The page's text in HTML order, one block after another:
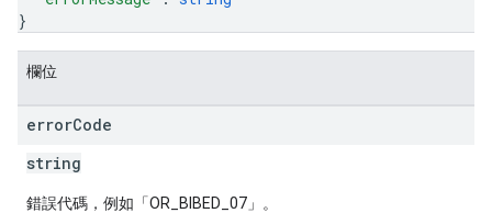
}
欄位
errorCode
string
錯誤代碼，例如「OR_BIBED_07」。